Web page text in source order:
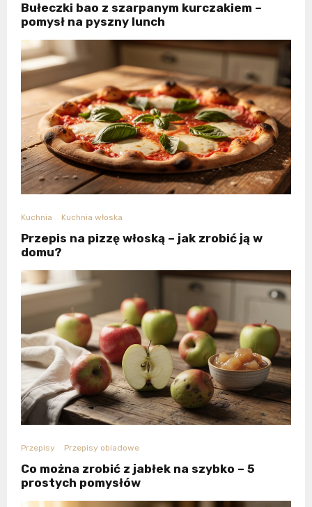
Bułeczki bao z szarpanym kurczakiem –
pomysł na pyszny lunch
Kuchnia Kuchnia włoska
Przepis na pizzę włoską – jak zrobić ją w
domu?
Przepisy Przepisy obiadowe
Co można zrobić z jabłek na szybko – 5
prostych pomysłów